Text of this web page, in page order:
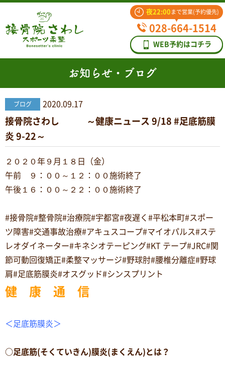
夜22:00 まで営業(予約優先)
028-664-1514
WEB予約はコチラ
お知らせ・ブログ
ブログ 2020.09.17
接骨院さわし ～健康ニュース 9/18 #足底筋膜
炎 9-22～
２０２０年９月１８日（金）
午前 ９：００～１２：００施術終了
午後１６：００～２２：００施術終了
#接骨院#整骨院#治療院#宇都宮#夜遅く#平松本町#スポー
ツ障害#交通事故治療#アキュスコープ#マイオパルス#ステ
レオダイネーター#キネシオテーピング#KT テープ#JRC#関
節可動回復矯正#柔整マッサージ#野球肘#腰椎分離症#野球
肩#足底筋膜炎#オスグッド#シンスプリント
健 康 通 信
＜足底筋膜炎＞
○足底筋(そくていきん)膜炎(まくえん)とは？